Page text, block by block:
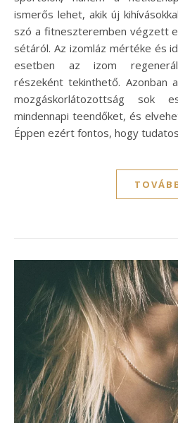
ismerős lehet, akik új
szó a fitneszteremben végzett
sétáról. Az izomláz mértéke és
esetben az izom
részeként tekinthető. Azonban
mozgáskorlátozottság sok
mindennapi teendőket, és
Éppen ezért fontos, hogy